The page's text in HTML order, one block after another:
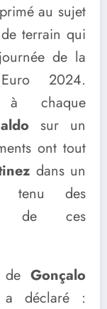
au sujet
terrain qui
de la
2024.
à chaque
sur un
ont tout
dans un
tenu des
de ces
Gonçalo
a déclaré :